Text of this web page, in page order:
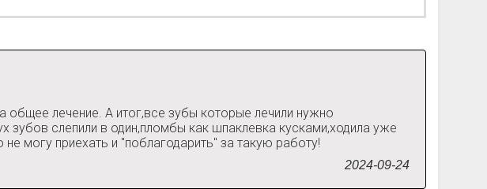
общее лечение. А итог,все зубы которые лечили нужно
зубов слепили в один,пломбы как шпаклевка кусками,ходила уже
могу приехать и "поблагодарить" за такую работу!
2024-09-24